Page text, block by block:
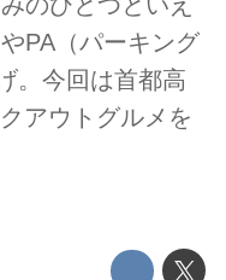
PA（パーキング
。今回は首都高
アウトグルメを